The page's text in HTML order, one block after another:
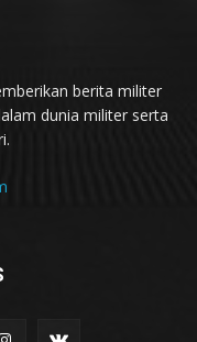
berita militer
dunia militer serta